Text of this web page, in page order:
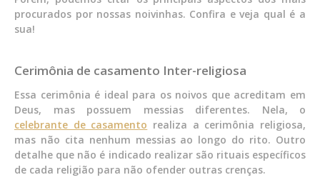
procurados por nossas noivinhas. Confira e veja qual é a
sua!
Cerimônia de casamento Inter-religiosa
Essa cerimônia é ideal para os noivos que acreditam em
Deus, mas possuem messias diferentes. Nela, o
celebrante de casamento realiza a cerimônia religiosa,
mas não cita nenhum messias ao longo do rito. Outro
detalhe que não é indicado realizar são rituais específicos
de cada religião para não ofender outras crenças.